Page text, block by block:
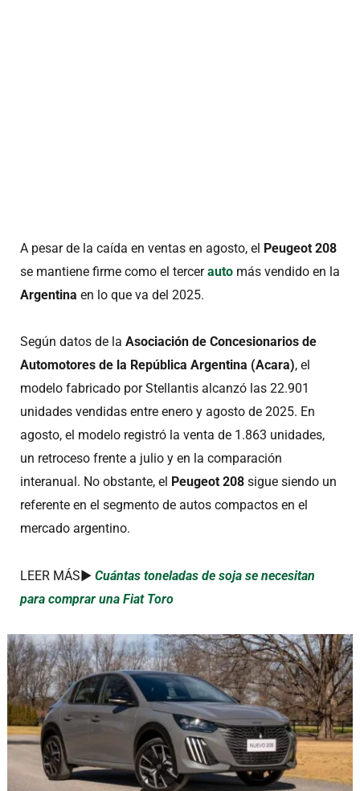
A pesar de la caída en ventas en agosto, el Peugeot 208
se mantiene firme como el tercerauto más vendido en la
Argentina en lo que va del 2025.
Según datos de la Asociación de Concesionarios de
Automotores de la República Argentina (Acara), el
modelo fabricado por Stellantis alcanzó las 22.901
unidades vendidas entre enero y agosto de 2025. En
agosto, el modelo registró la venta de 1.863 unidades,
un retroceso frente a julio y en la comparación
interanual. No obstante, el Peugeot 208 sigue siendo un
referente en el segmento de autos compactos en el
mercado argentino.
LEER MÁS► Cuántas toneladas de soja se necesitan
para comprar una Fiat Toro